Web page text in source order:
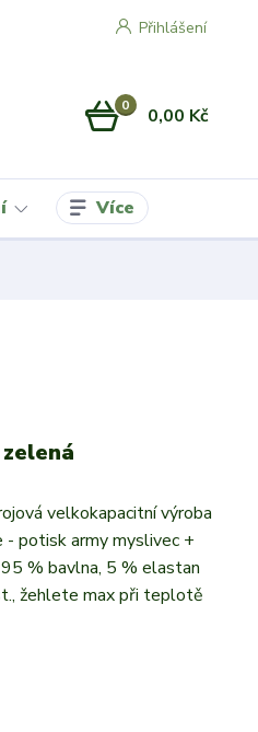
Přihlášení
0 0,00 Kč
Více
velkokapacitní výroba
- potisk army myslivec +
% bavlna, 5 % elastan
žehlete max při teplotě